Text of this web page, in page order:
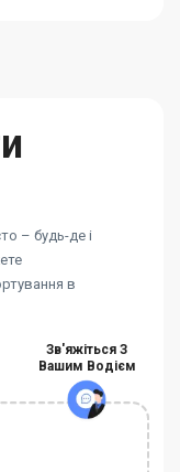
– будь-де і
в
Зв'яжіться З
Вашим Водієм